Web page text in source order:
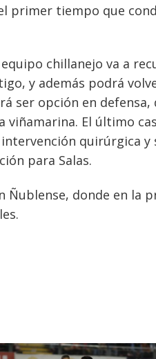
primer tiempo que
chillanejo va a
y además podrá
ser opción en
El último
quirúrgica
para Salas.
Ñublense, donde en la